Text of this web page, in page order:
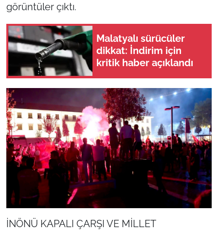
görüntüler çıktı.
Malatyalı sürücüler
dikkat: İndirim için
kritik haber açıklandı
İNÖNÜ KAPALI ÇARŞI VE MİLLET